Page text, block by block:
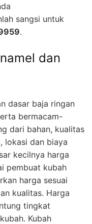
sangsi untuk
.
dan
dasar baja ringan
bermacam-
dari bahan, kualitas
lokasi dan biaya
kecilnya harga
pembuat kubah
harga sesuai
kualitas. Harga
tingkat
Kubah